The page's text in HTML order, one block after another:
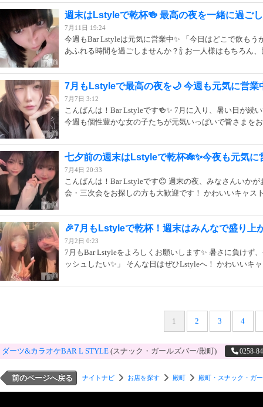
週末はLstyleで乾杯🍻 最高の夜を一緒に過ご
7月11日 19:24
今週もBar Lstyleは元気に営業中✨ 「今日はどこで飲も
あふれる時間を過ごしませんか？🍾 お一人様はもちろん
7月もLstyleで最高の夜を🌙 今週も元気に営業
7月7日 3:12
こんばんは！Bar Lstyleです🍻✨ 7月に入り、暑い日が
今週も個性豊かな女の子たちが元気いっぱいで皆さまを
七夕前の週末はLstyleで乾杯🎋✨今夜も元気に
7月4日 20:33
こんばんは！Bar Lstyleです😊 週末の夜、みなさんいか
会・三次会をお探しの方も大歓迎です！ かわいいキャス
🎉7月もLstyleで乾杯！週末はみんなで盛り上
7月2日 0:23
7月もBar Lstyleをよろしくお願いします✨ 暑さに負けず
ッシュしたい✨」 そんな日はぜひLstyleへ！ かわいいキ
1 2 3 4
ダーツ&カラオケBAR L STYLE (スナック・ガールズバー/殿町) 0258-
前のページへ戻る ナイトナビ お店を探す 殿町 殿町・スナック・ガ